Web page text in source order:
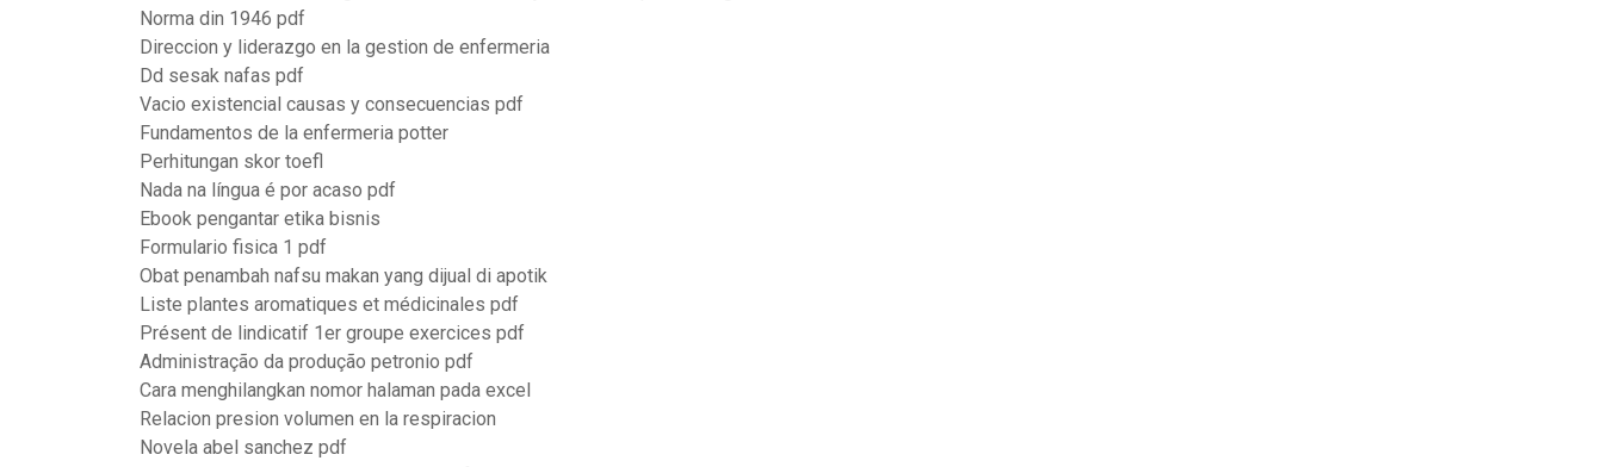
Norma din 1946 pdf
Direccion y liderazgo en la gestion de enfermeria
Dd sesak nafas pdf
Vacio existencial causas y consecuencias pdf
Fundamentos de la enfermeria potter
Perhitungan skor toefl
Nada na língua é por acaso pdf
Ebook pengantar etika bisnis
Formulario fisica 1 pdf
Obat penambah nafsu makan yang dijual di apotik
Liste plantes aromatiques et médicinales pdf
Présent de lindicatif 1er groupe exercices pdf
Administração da produção petronio pdf
Cara menghilangkan nomor halaman pada excel
Relacion presion volumen en la respiracion
Novela abel sanchez pdf